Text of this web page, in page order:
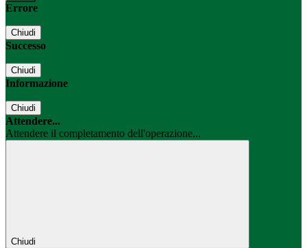
Errore
Chiudi
Successo
Chiudi
Informazione
Chiudi
Attendere...
Attendere il completamento dell'operazione...
Chiudi